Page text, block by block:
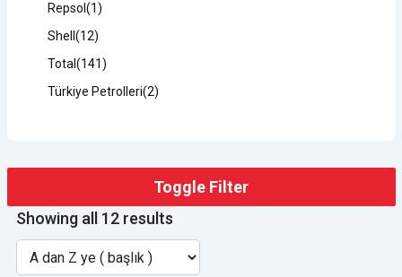
Showing all 12 results
Repsol (1)
Shell (12)
Total (141)
Türkiye Petrolleri(2)
Toggle Filter